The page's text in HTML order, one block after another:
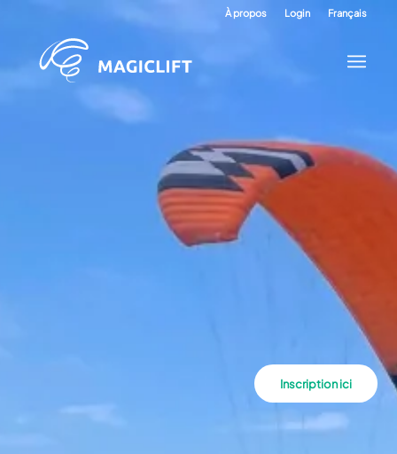
À propos Login Français
Inscription ici